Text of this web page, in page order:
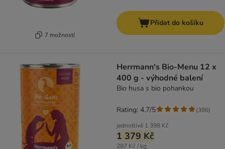
7 možností
Přidat do košíku
Herrmann's Bio-Menu 12 x
400 g - výhodné balení
Bio husa s bio pohankou
jednotlivě 1 398 Kč
1 379 Kč
287 Kč / kg
Rating: 4.7/5 (386)